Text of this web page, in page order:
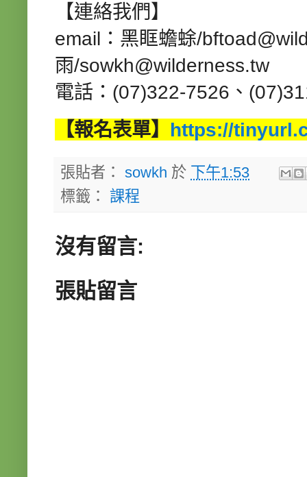
【連絡我們】
email：黑眶蟾蜍/
雨/sowkh@wilderness.tw
電話：(07)322-7526、
【報名表單】 https://
張貼者： sowkh 於 下午1:53
標籤： 課程
沒有留言:
張貼留言